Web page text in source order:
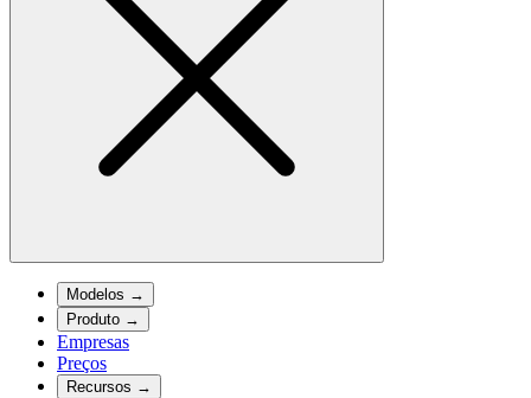
Modelos →
Produto →
Empresas
Preços
Recursos →